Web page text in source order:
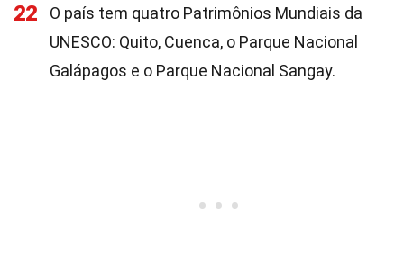
22
O país tem quatro Patrimônios Mundiais da
UNESCO: Quito, Cuenca, o Parque Nacional
Galápagos e o Parque Nacional Sangay.